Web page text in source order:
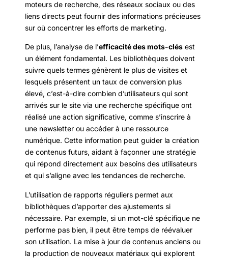
moteurs de recherche, des réseaux sociaux ou des
liens directs peut fournir des informations précieuses
sur où concentrer les efforts de marketing.
De plus, l’analyse de l’efficacité des mots-clés est
un élément fondamental. Les bibliothèques doivent
suivre quels termes génèrent le plus de visites et
lesquels présentent un taux de conversion plus
élevé, c’est-à-dire combien d’utilisateurs qui sont
arrivés sur le site via une recherche spécifique ont
réalisé une action significative, comme s’inscrire à
une newsletter ou accéder à une ressource
numérique. Cette information peut guider la création
de contenus futurs, aidant à façonner une stratégie
qui répond directement aux besoins des utilisateurs
et qui s’aligne avec les tendances de recherche.
L’utilisation de rapports réguliers permet aux
bibliothèques d’apporter des ajustements si
nécessaire. Par exemple, si un mot-clé spécifique ne
performe pas bien, il peut être temps de réévaluer
son utilisation. La mise à jour de contenus anciens ou
la production de nouveaux matériaux qui explorent